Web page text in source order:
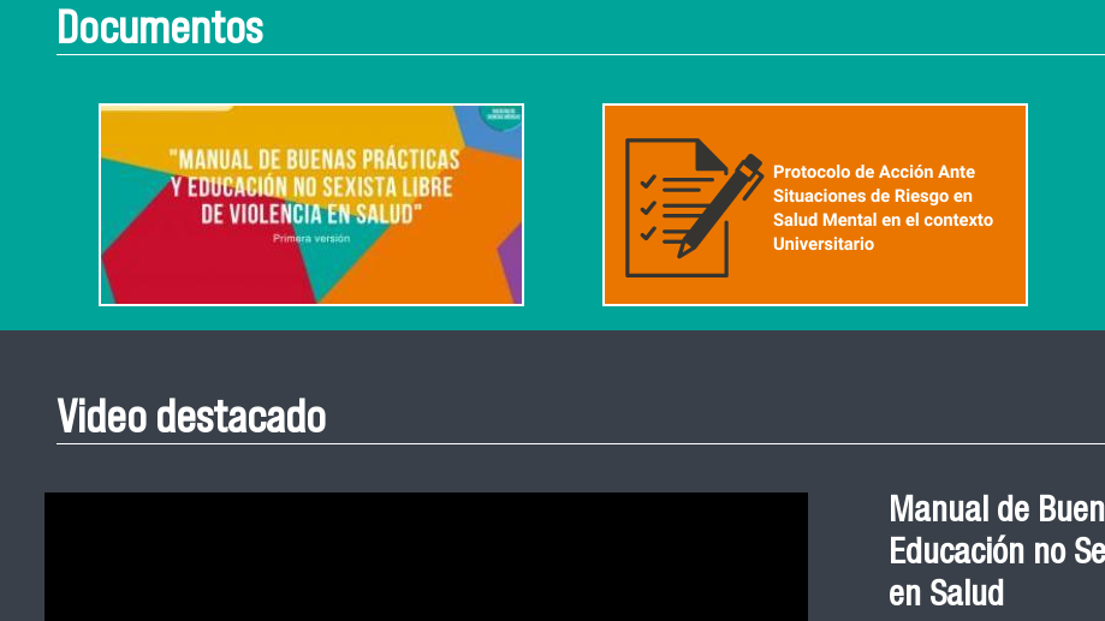
Documentos
Video destacado
Roberto Vera
Neurociencia e